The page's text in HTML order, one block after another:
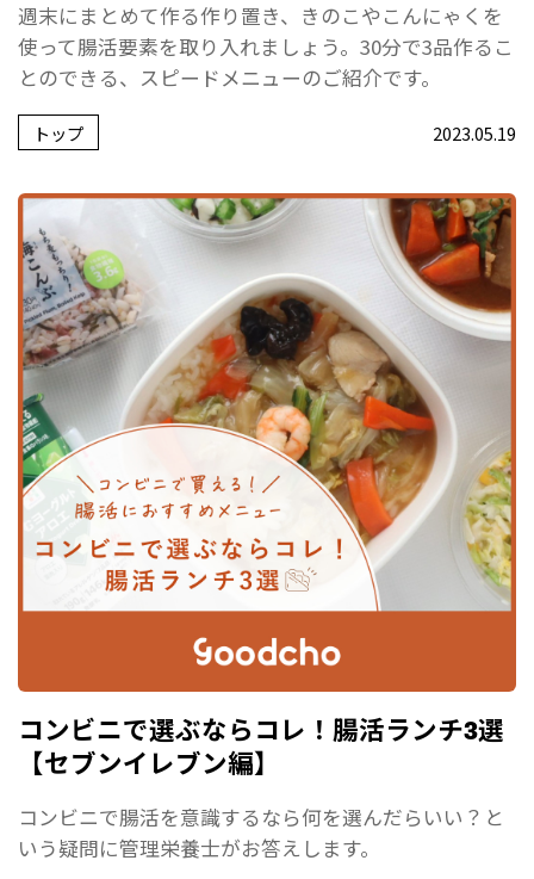
週末にまとめて作る作り置き、きのこやこんにゃくを
使って腸活要素を取り入れましょう。30分で3品作るこ
とのできる、スピードメニューのご紹介です。
トップ 2023.05.19
コンビニで選ぶならコレ！腸活ランチ3選
【セブンイレブン編】
コンビニで腸活を意識するなら何を選んだらいい？と
いう疑問に管理栄養士がお答えします。